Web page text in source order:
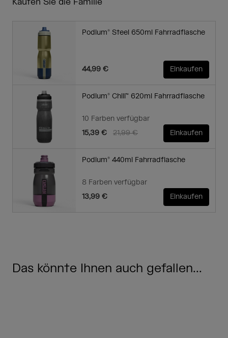
Podium® Steel 650ml Fahrradflasche
44,99 € Einkaufen
Podium® Chill™ 620ml Fahrradflasche
10 Farben verfügbar
Price reduced from
21,99 €to
15,39 € Einkaufen
Podium® 440ml Fahrradflasche
8 Farben verfügbar
13,99 €
Einkaufen
Das könnte Ihnen auch gefallen...